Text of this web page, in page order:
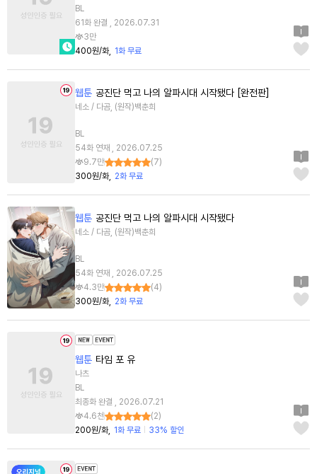
BL
61화 완결 , 2026.07.31
3만
400원/화
1화 무료
웹툰 공진단 먹고 나의 알파시대 시작됐다 [완전판]
네소 / 다곰, (원작)백춘희
BL
54화 연재 , 2026.07.25
9.7만
(7)
300원/화
2화 무료
웹툰 공진단 먹고 나의 알파시대 시작됐다
네소 / 다곰, (원작)백춘희
BL
54화 연재 , 2026.07.25
4.3만
(4)
300원/화
2화 무료
웹툰 타임 포 유
나츠
BL
최종화 완결 , 2026.07.21
4.6천
(2)
200원/화
1화 무료 33% 할인